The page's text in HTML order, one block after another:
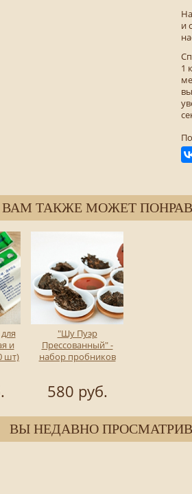
и
1
ВАМ ТАКЖЕ МОЖЕТ
и
шт)
"Шу Пуэр
Прессованный" -
набор пробников
580 руб.
ВЫ НЕДАВНО